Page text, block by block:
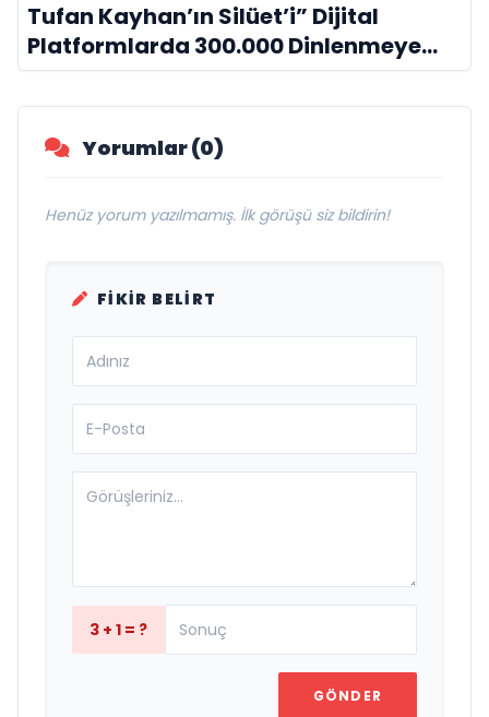
Tufan Kayhan’ın Silüet’i” Dijital
Platformlarda 300.000 Dinlenmeye
Ulaştı
Yorumlar (0)
Henüz yorum yazılmamış. İlk görüşü siz bildirin!
FIKIR BELIRT
3 + 1 = ?
GÖNDER